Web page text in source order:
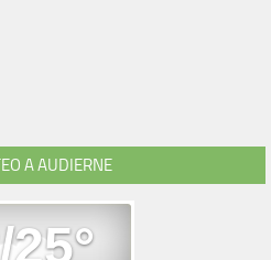
A AUDIERNE